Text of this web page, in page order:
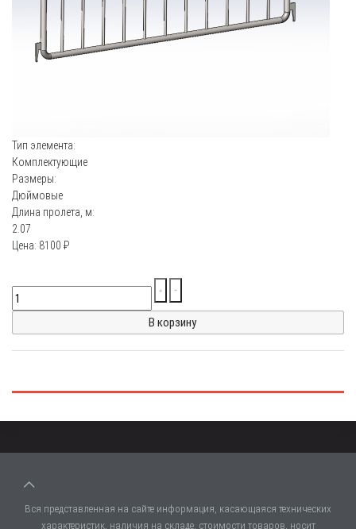
Тип элемента:
Комплектующие
Размеры:
Дюймовые
Длина пролета, м:
2.07
Цена: 8100 ₽
Вся представленная на сайте информация, касающаяся технических
характеристик, наличия на складе, стоимости товаров, носит